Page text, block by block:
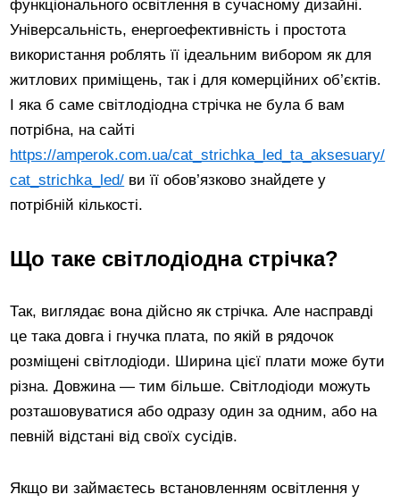
функціонального освітлення в сучасному дизайні.
Універсальність, енергоефективність і простота
використання роблять її ідеальним вибором як для
житлових приміщень, так і для комерційних об’єктів.
І яка б саме світлодіодна стрічка не була б вам
потрібна, на сайті
https://amperok.com.ua/cat_strichka_led_ta_aksesuary/
cat_strichka_led/ ви її обов’язково знайдете у
потрібній кількості.
Що таке світлодіодна стрічка?
Так, виглядає вона дійсно як стрічка. Але насправді
це така довга і гнучка плата, по якій в рядочок
розміщені світлодіоди. Ширина цієї плати може бути
різна. Довжина — тим більше. Світлодіоди можуть
розташовуватися або одразу один за одним, або на
певній відстані від своїх сусідів.
Якщо ви займаєтесь встановленням освітлення у